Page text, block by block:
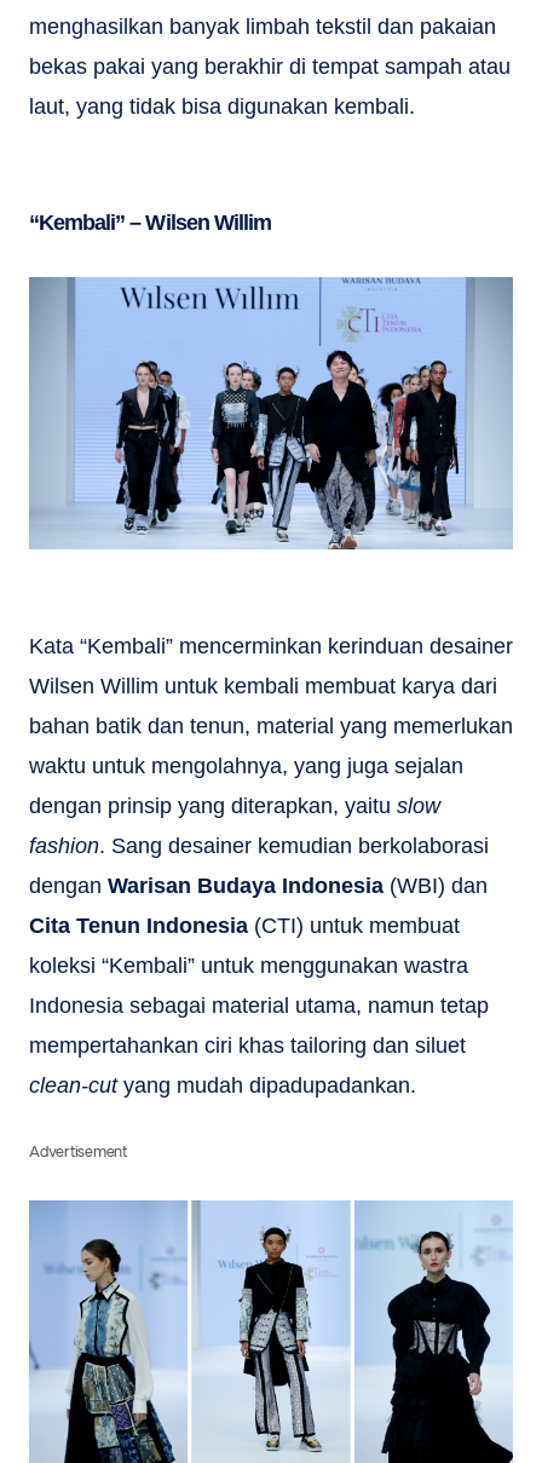
menghasilkan banyak limbah tekstil dan pakaian
bekas pakai yang berakhir di tempat sampah atau
laut, yang tidak bisa digunakan kembali.
“Kembali” – Wilsen Willim
Kata “Kembali” mencerminkan kerinduan desainer
Wilsen Willim untuk kembali membuat karya dari
bahan batik dan tenun, material yang memerlukan
waktu untuk mengolahnya, yang juga sejalan
dengan prinsip yang diterapkan, yaitu slow
fashion. Sang desainer kemudian berkolaborasi
dengan Warisan Budaya Indonesia (WBI) dan
Cita Tenun Indonesia (CTI) untuk membuat
koleksi “Kembali” untuk menggunakan wastra
Indonesia sebagai material utama, namun tetap
mempertahankan ciri khas tailoring dan siluet
clean-cutyang mudah dipadupadankan.
Advertisement